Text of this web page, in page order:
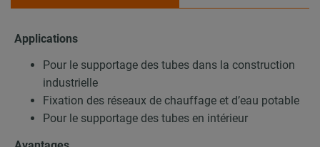
Applications
Pour le supportage des tubes dans la construction
industrielle
Fixation des réseaux de chauffage et d’eau potable
Pour le supportage des tubes en intérieur